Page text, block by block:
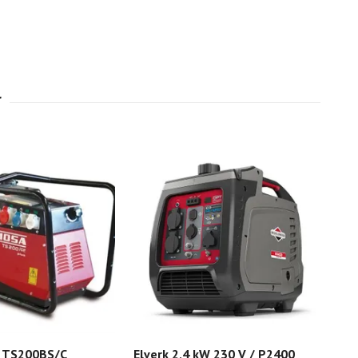
C Elverk 2,4 kW 230 V / P2400